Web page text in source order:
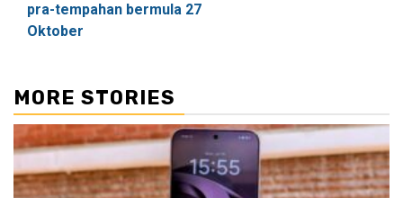
pra-tempahan bermula 27
Oktober
MORE STORIES